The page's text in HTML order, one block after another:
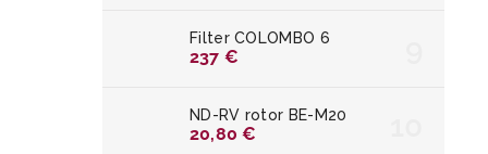
Filter COLOMBO 6
237 €
ND-RV rotor BE-M20
20,80 €